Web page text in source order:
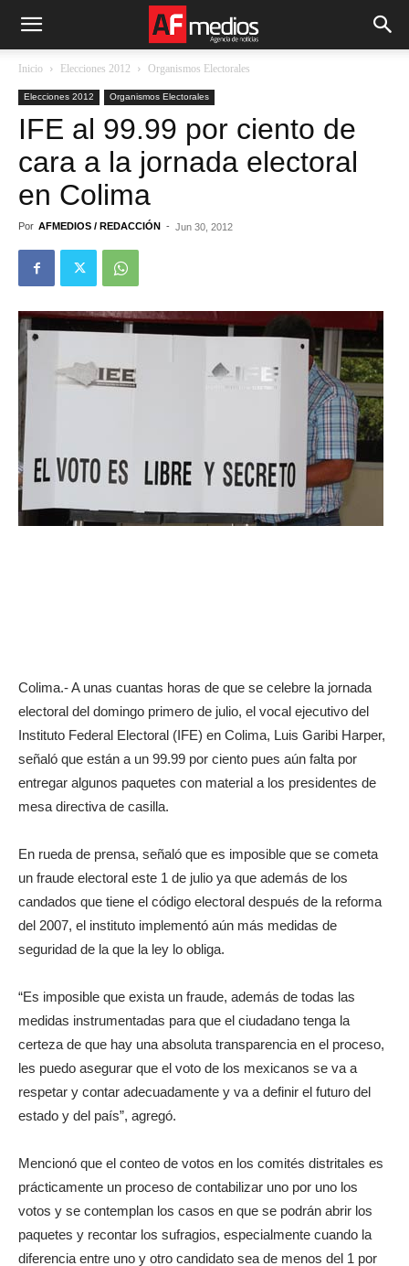
Inicio Elecciones 2012 Organismos Electorales
Elecciones 2012 Organismos Electorales
IFE al 99.99 por ciento de
cara a la jornada electoral
en Colima
Por AFMEDIOS / REDACCIÓN - Jun 30, 2012
Colima.- A unas cuantas horas de que se celebre la jornada
electoral del domingo primero de julio, el vocal ejecutivo del
Instituto Federal Electoral (IFE) en Colima, Luis Garibi Harper,
señaló que están a un 99.99 por ciento pues aún falta por
entregar algunos paquetes con material a los presidentes de
mesa directiva de casilla.
En rueda de prensa, señaló que es imposible que se cometa
un fraude electoral este 1 de julio ya que además de los
candados que tiene el código electoral después de la reforma
del 2007, el instituto implementó aún más medidas de
seguridad de la que la ley lo obliga.
“Es imposible que exista un fraude, además de todas las
medidas instrumentadas para que el ciudadano tenga la
certeza de que hay una absoluta transparencia en el proceso,
les puedo asegurar que el voto de los mexicanos se va a
respetar y contar adecuadamente y va a definir el futuro del
estado y del país”, agregó.
Mencionó que el conteo de votos en los comités distritales es
prácticamente un proceso de contabilizar uno por uno los
votos y se contemplan los casos en que se podrán abrir los
paquetes y recontar los sufragios, especialmente cuando la
diferencia entre uno y otro candidato sea de menos del 1 por